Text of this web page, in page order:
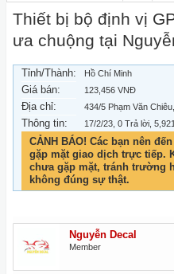
Thiết bị bộ định vị
ưa chuộng tại
Tỉnh/Thành: Hồ Chí Minh
Giá bán: 123,456 VNĐ
Địa chỉ: 434/5 Phạm Văn
Thông tin: 17/2/23 , 0 Trả lời,
CẢNH BÁO! Các bạn nên
gặp mặt giao dịch trực tiếp.
chưa gặp mặt, tránh trường
không đúng sự thật.
Nguyễn Decal
Member